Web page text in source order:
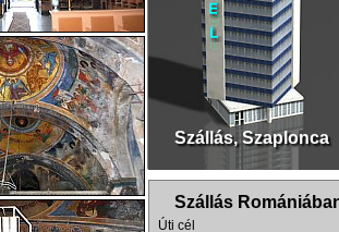
Szállás, Szaplonca